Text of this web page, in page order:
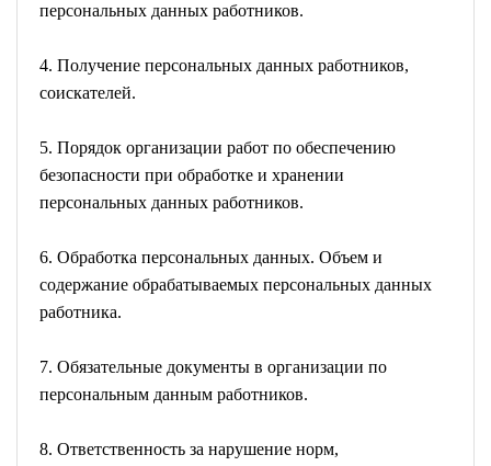
персональных данных работников.
4. Получение персональных данных работников,
соискателей.
5. Порядок организации работ по обеспечению
безопасности при обработке и хранении
персональных данных работников.
6. Обработка персональных данных. Объем и
содержание обрабатываемых персональных данных
работника.
7. Обязательные документы в организации по
персональным данным работников.
8. Ответственность за нарушение норм,